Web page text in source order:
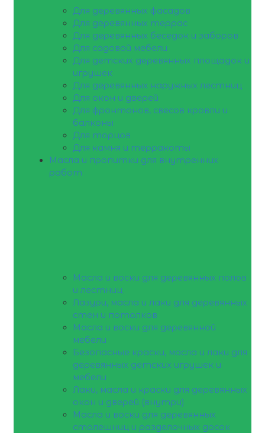
Для деревянных фасадов
Для деревянных террас
Для деревянных беседок и заборов
Для садовой мебели
Для детских деревянных площадок и
игрушек
Для деревянных наружных лестниц
Для окон и дверей
Для фронтонов, свесов кровли и
балконы
Для торцов
Для камня и терракоты
Масла и пропитки для внутренних
работ
Масла и воски для деревянных полов
и лестниц
Лазури, масла и лаки для деревянных
стен и потолков
Масла и воски для деревянной
мебели
Безопасные краски, масла и лаки для
деревянных детских игрушек и
мебели
Лаки, масла и краски для деревянных
окон и дверей (внутри)
Масла и воски для деревянных
столешниц и разделочных досок